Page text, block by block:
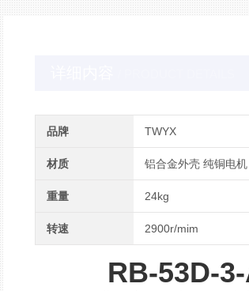
品牌 TWYX
材质 铝合金外壳 纯铜电机
重量 24kg
转速 2900r/mim
RB-53D-